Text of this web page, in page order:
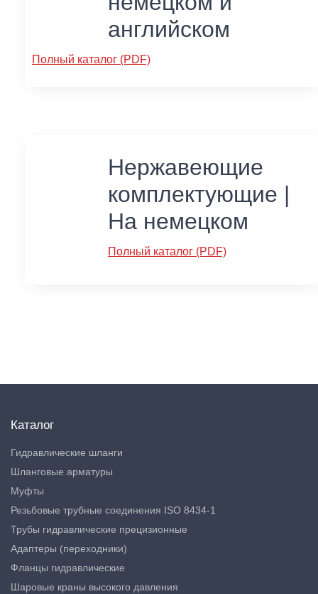
английском
Полный каталог (PDF)
Нержавеющие
комплектующие |
На немецком
Полный каталог (PDF)
Каталог
Гидравлические шланги
Шланговые арматуры
Муфты
Резьбовые трубные соединения ISO 8434-1
Трубы гидравлические прецизионные
Адаптеры (переходники)
Фланцы гидравлические
Шаровые краны высокого давления